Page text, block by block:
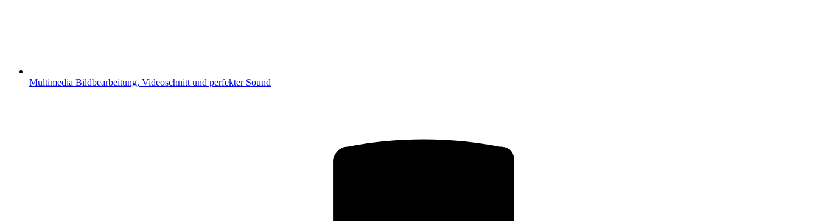
Multimedia Bildbearbeitung, Videoschnitt und perfekter Sound